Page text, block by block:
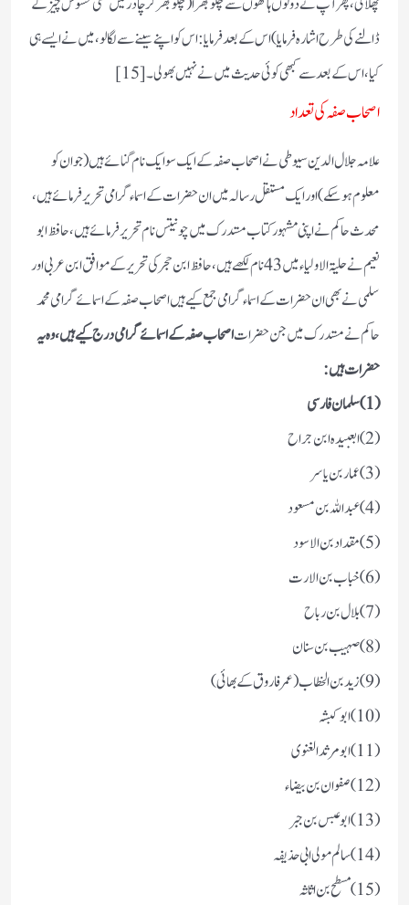
ڈالنے کی طرح اشارہ فرمایا) اس کے بعد فرمایا : اس کو اپنے سینے سے لگا لو، میں نے ایسے ہی
کیا ،اس کے بعد سے کبھی کوئی حدیث میں نے نہیں بھولی ۔[15]
اصحاب صفہ کی تعداد
علامہ جلال الدین سیوطی نے اصحاب صفہ کے ایک سو ایک نام گنائے ہیں (جو ان کو
معلوم ہو سکے) اور ایک مستقل رسالہ میں ان حضرات کے اسماء گرامی تحریر فرمائے ہیں،
محدث حاکم نے اپنی مشہور کتاب مستدرک میں چونتیس نام تحریر فرمائے ہیں، حافظ ابو
نعیم نے حلیۃ الاولیاء میں 43 نام لکھے ہیں، حافظ ابن حجر کی تحریر کے موافق ابن عربی اور
سلمی نے بھی ان حضرات کے اسماء گرامی جمع کیے ہیں اصحاب صفہ کے اسمائے گرامی محمد
حاکم نے مستدرک میں جن حضراتاصحاب صفہ کے اسمائے گرامی درج کیے ہیں، وہ یہ
حضرات ہیں :
(1) سلمان فارسی
(2) ابعبیدہ ابن جراح
(3)عمار بن یاسر
(4) عبد اللہ بن مسعود
(5) مقداد بن الاسود
(6) خباب بن الارت
(7) بلال بن رباح
(8) صہیب بن سنان
(9) زید بن الخطاب(عمر فاروق کے بھائی)
(10) ابو کبشہ
(11) ابو مرثد الغنوی
(12) صفوان بن بیضاء
(13) ابو عبس بن جبر
(14) سالم مولی ابی حذیفہ
(15) مسطح بن اثاثہ